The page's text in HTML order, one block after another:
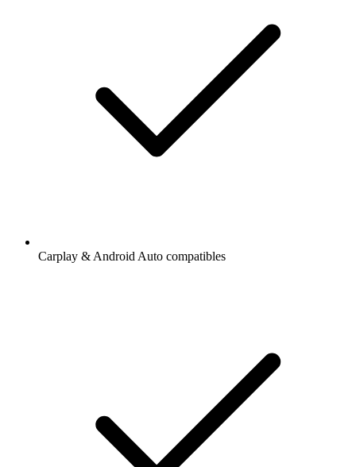
Carplay & Android Auto compatibles